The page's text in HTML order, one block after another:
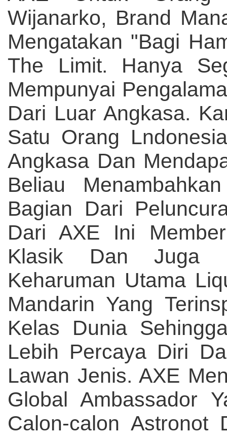
Wijanarko, Brand
Mengatakan "Bagi
The Limit. Hanya
Mempunyai
Dari Luar Angkasa.
Satu Orang
Angkasa Dan
Beliau
Bagian Dari
Dari AXE Ini
Klasik Dan Juga
Keharuman Utama
Mandarin Yang
Kelas Dunia
Lebih Percaya Diri
Lawan Jenis. AXE
Global Ambassador
Calon-calon Astronot